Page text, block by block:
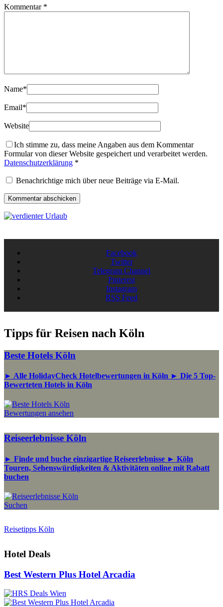
Kommentar *
Name*
Email*
Website
Ich stimme zu, dass meine Angaben aus dem Kommentar
Formular von dieser Website gespeichert und verarbeitet werden.
Datenschutzerklärung *
Benachrichtige mich über neue Beiträge via E-Mail.
Facebook
Twitter
Telegram Channel
Pinterest
Instagram
RSS Feed
Tipps für Reisen nach Köln
Beste Hotels Köln
► Alle HolidayCheck Hotelbewertungen in Köln ► Die 5 Top-
Bewerteten Hotels in Köln
Bewertungen ansehen
Reiseerlebnisse Köln
► Finde und buche einzigartige Reiseerlebnisse ► Köln
Touren, Sehenswürdigkeiten & Aktivitäten online mit Rabatt
buchen
Suchen
Reisetipps Köln
Hotel Deals
Best Western Plus Hotel Arcadia